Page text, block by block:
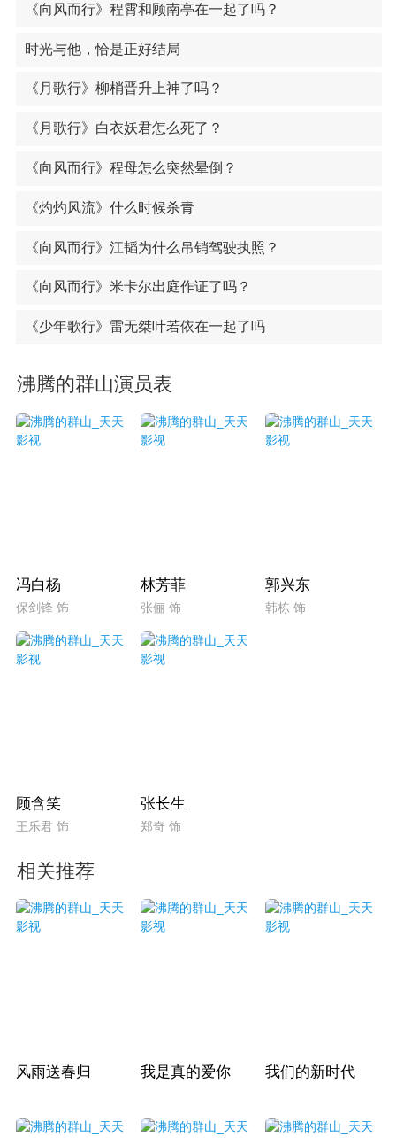
《向风而行》程霄和顾南亭在一起了吗？
时光与他，恰是正好结局
《月歌行》柳梢晋升上神了吗？
《月歌行》白衣妖君怎么死了？
《向风而行》程母怎么突然晕倒？
《灼灼风流》什么时候杀青
《向风而行》江韬为什么吊销驾驶执照？
《向风而行》米卡尔出庭作证了吗？
《少年歌行》雷无桀叶若依在一起了吗
沸腾的群山演员表
冯白杨
保剑锋 饰
林芳菲
张俪 饰
郭兴东
韩栋 饰
顾含笑
王乐君 饰
张长生
郑奇 饰
相关推荐
风雨送春归 我是真的爱你 我们的新时代